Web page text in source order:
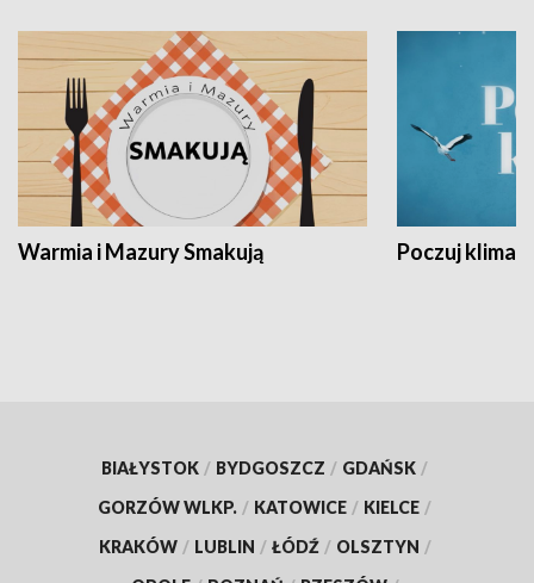
Warmia i Mazury Smakują Poczuj klimat
BIAŁYSTOK / BYDGOSZCZ / GDAŃSK /
GORZÓW WLKP. / KATOWICE / KIELCE /
KRAKÓW / LUBLIN / ŁÓDŹ / OLSZTYN /